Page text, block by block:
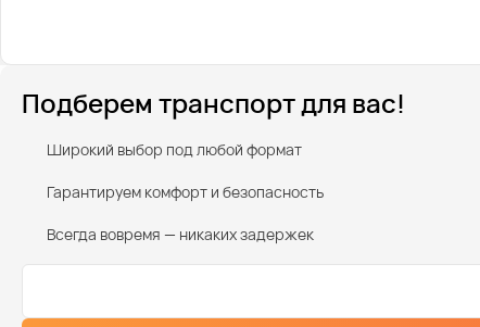
Подберем транспорт для вас!
Широкий выбор под любой формат
Гарантируем комфорт и безопасность
Всегда вовремя — никаких задержек